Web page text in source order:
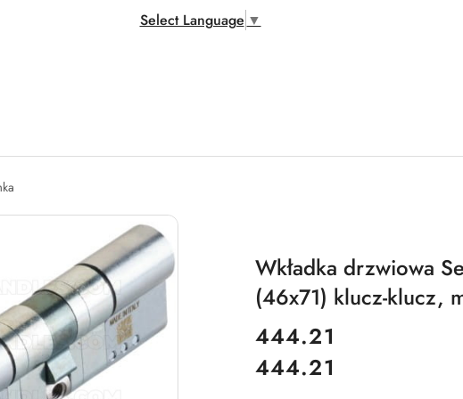
Select Language ▼
Wkładka drzwiowa
(46x71) klucz-klucz,
cena:
444.21
Cena:
444.21